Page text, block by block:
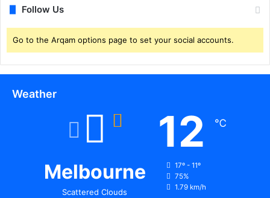
Follow Us
Go to the Arqam options page to set your social accounts.
Weather
Melbourne
Scattered Clouds
12 ℃
17º - 11º
75%
1.79 km/h